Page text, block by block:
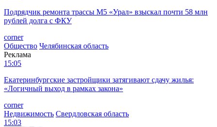
Подрядчик ремонта трассы М5 «Урал» взыскал почти 58 млн
рублей долга с ФКУ
corner
Общество Челябинская область
Реклама
15:05
Екатеринбургские застройщики затягивают сдачу жилья:
«Логичный выход в рамках закона»
corner
Недвижимость Свердловская область
15:03